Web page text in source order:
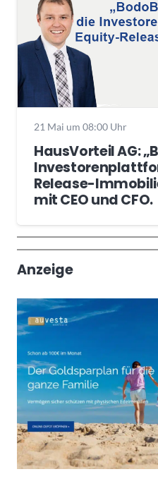
21 Mai um 08:00 Uhr
HausVorteil AG:
Release-
mit CEO und CFO.
Anzeige